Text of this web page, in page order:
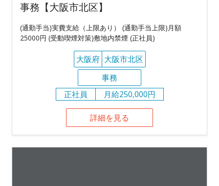
事務【大阪市北区】
(通勤手当)実費支給（上限あり） (通勤手当上限)月額
25000円 (受動喫煙対策)敷地内禁煙 (正社員)
大阪府 大阪市北区
事務
正社員
月給250,000円
詳細を見る